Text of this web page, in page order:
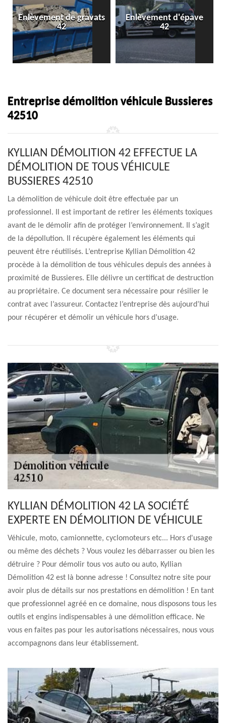
Enlèvement de gravats
42
Enlèvement d'épave
42
Entreprise démolition véhicule Bussieres
42510
KYLLIAN DÉMOLITION 42 EFFECTUE LA
DÉMOLITION DE TOUS VÉHICULE
BUSSIERES 42510
La démolition de véhicule doit être effectuée par un
professionnel. Il est important de retirer les éléments toxiques
avant de le démolir afin de protéger l’environnement. Il s’agit
de la dépollution. Il récupère également les éléments qui
peuvent être réutilisés. L’entreprise Kyllian Démolition 42
procède à la démolition de tous véhicules depuis des années à
proximité de Bussieres. Elle délivre un certificat de destruction
au propriétaire. Ce document sera nécessaire pour résilier le
contrat avec l’assureur. Contactez l’entreprise dès aujourd’hui
pour récupérer et démolir un véhicule hors d’usage.
KYLLIAN DÉMOLITION 42 LA SOCIÉTÉ
EXPERTE EN DÉMOLITION DE VÉHICULE
Véhicule, moto, camionnette, cyclomoteurs etc... Hors d'usage
ou même des déchets ? Vous voulez les débarrasser ou bien les
détruire ? Pour démolir tous vos auto ou auto, Kyllian
Démolition 42 est là bonne adresse ! Consultez notre site pour
avoir plus de détails sur nos prestations en démolition ! En tant
que professionnel agréé en ce domaine, nous disposons tous les
outils et engins indispensables à une démolition efficace. Ne
vous en faites pas pour les autorisations nécessaires, nous vous
accompagnons dans leur établissement.